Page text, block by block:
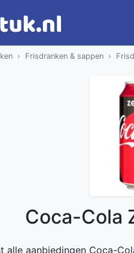
Frisdranken & sappen
Coca-Cola
alle aanbiedingen Coca-